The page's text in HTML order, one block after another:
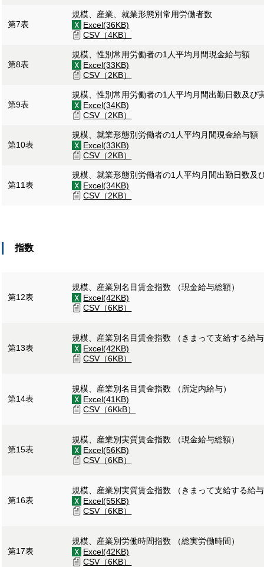
第7表
規模、産業、就業形態別常用労働者数
Excel(36KB)
CSV（4KB）
第8表
規模、性別常用労働者の1人平均月間現金給与額
Excel(33KB)
CSV（2KB）
第9表
規模、性別常用労働者の1人平均月間出勤日数及び
Excel(34KB)
CSV（2KB）
第10表
規模、就業形態別労働者の1人平均月間現金給与額
Excel(33KB)
CSV（2KB）
第11表
規模、就業形態別労働者の1人平均月間出勤日数及
Excel(34KB)
CSV（2KB）
指数
第12表
規模、産業別名目賃金指数 （現金給与総額）
Excel(42KB)
CSV（6KB）
第13表
規模、産業別名目賃金指数 （きまって支給する給
Excel(42KB)
CSV（6KB）
第14表
規模、産業別名目賃金指数 （所定内給与）
Excel(41KB)
CSV（6KkB）
第15表
規模、産業別実質賃金指数 （現金給与総額）
Excel(56KB)
CSV（6KB）
第16表
規模、産業別実質賃金指数 （きまって支給する給
Excel(55KB)
CSV（6KB）
第17表
規模、産業別労働時間指数 （総実労働時間）
Excel(42KB)
CSV（6KB）